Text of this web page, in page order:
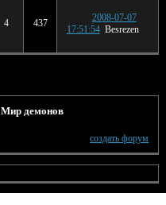
4 437
2008-07-07
17:51:54 Besrezen
Мир демонов
создать форум